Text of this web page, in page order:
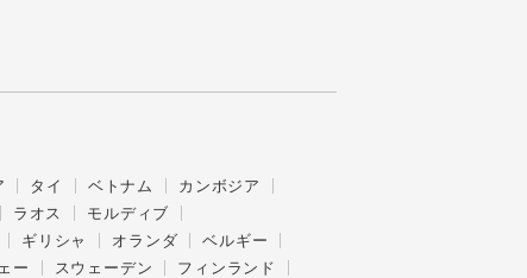
タイ ベトナム
カンボジア
ラオス
モルディブ
ギリシャ オランダ
ベルギー
ー スウェーデン
フィンランド